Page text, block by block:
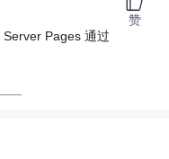
Pages 通过
赞